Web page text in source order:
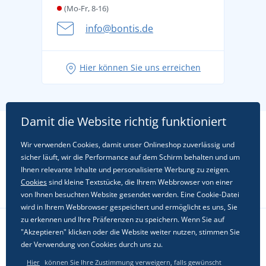
(Mo-Fr, 8-16)
info@bontis.de
Hier können Sie uns erreichen
Folgen Sie uns in sozialen Netzwerken
Damit die Website richtig funktioniert
Wir verwenden Cookies, damit unser Onlineshop zuverlässig und
sicher läuft, wir die Performance auf dem Schirm behalten und um
Ihnen relevante Inhalte und personalisierte Werbung zu zeigen.
Cookiessind kleine Textstücke, die Ihrem Webbrowser von einer
von Ihnen besuchten Website gesendet werden. Eine Cookie-Datei
wird in Ihrem Webbrowser gespeichert und ermöglicht es uns, Sie
zu erkennen und Ihre Präferenzen zu speichern. Wenn Sie auf
"Akzeptieren" klicken oder die Website weiter nutzen, stimmen Sie
der Verwendung von Cookies durch uns zu.
Hier können Sie Ihre Zustimmung verweigern, falls gewünscht